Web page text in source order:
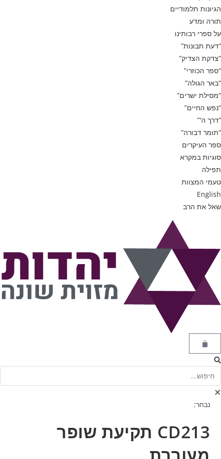
הגיונות תלמודיים
תורה ומדע
על ספרי רבותינו
“דעת תבונות”
“צדקת הצדיק”
“ספר הכוזרי”
“באר הגולה”
“מסילת ישרים”
“נפש החיים”
“דרך ה'”
“תומר דבורה”
ספר העיקרים
סוגיות במקרא
תפילה
טעמי המצוות
English
שאל את הרב
נבחר:
CD213 תקיעת שופר